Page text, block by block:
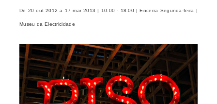
De 20 out 2012 a 17 mar 2013 | 10:00 - 18:00 | Encerra Segunda-feira |
Museu da Electricidade